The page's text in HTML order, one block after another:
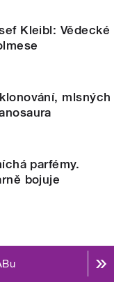
Kleibl: Vědecké
mlsných
parfémy.
bojuje